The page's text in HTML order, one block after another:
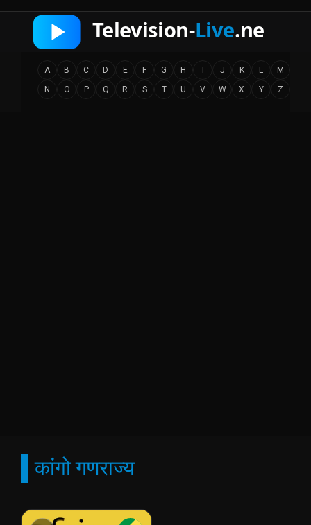
A B C D E F G H J K L
M
N
O P Q R S T U V W X Y Z
कांगो गणराज्य